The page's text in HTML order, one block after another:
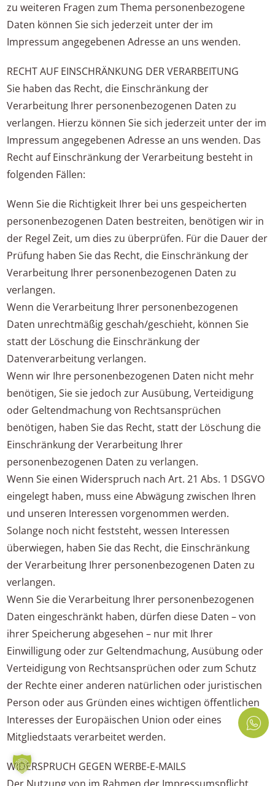
zu weiteren Fragen zum Thema personenbezogene
Daten können Sie sich jederzeit unter der im
Impressum angegebenen Adresse an uns wenden.
RECHT AUF EINSCHRÄNKUNG DER VERARBEITUNG
Sie haben das Recht, die Einschränkung der
Verarbeitung Ihrer personenbezogenen Daten zu
verlangen. Hierzu können Sie sich jederzeit unter der im
Impressum angegebenen Adresse an uns wenden. Das
Recht auf Einschränkung der Verarbeitung besteht in
folgenden Fällen:
Wenn Sie die Richtigkeit Ihrer bei uns gespeicherten
personenbezogenen Daten bestreiten, benötigen wir in
der Regel Zeit, um dies zu überprüfen. Für die Dauer der
Prüfung haben Sie das Recht, die Einschränkung der
Verarbeitung Ihrer personenbezogenen Daten zu
verlangen.
Wenn die Verarbeitung Ihrer personenbezogenen
Daten unrechtmäßig geschah/geschieht, können Sie
statt der Löschung die Einschränkung der
Datenverarbeitung verlangen.
Wenn wir Ihre personenbezogenen Daten nicht mehr
benötigen, Sie sie jedoch zur Ausübung, Verteidigung
oder Geltendmachung von Rechtsansprüchen
benötigen, haben Sie das Recht, statt der Löschung die
Einschränkung der Verarbeitung Ihrer
personenbezogenen Daten zu verlangen.
Wenn Sie einen Widerspruch nach Art. 21 Abs. 1 DSGVO
eingelegt haben, muss eine Abwägung zwischen Ihren
und unseren Interessen vorgenommen werden.
Solange noch nicht feststeht, wessen Interessen
überwiegen, haben Sie das Recht, die Einschränkung
der Verarbeitung Ihrer personenbezogenen Daten zu
verlangen.
Wenn Sie die Verarbeitung Ihrer personenbezogenen
Daten eingeschränkt haben, dürfen diese Daten – von
ihrer Speicherung abgesehen – nur mit Ihrer
Einwilligung oder zur Geltendmachung, Ausübung oder
Verteidigung von Rechtsansprüchen oder zum Schutz
der Rechte einer anderen natürlichen oder juristischen
Person oder aus Gründen eines wichtigen öffentlichen
Interesses der Europäischen Union oder eines
Mitgliedstaats verarbeitet werden.
WIDERSPRUCH GEGEN WERBE-E-MAILS